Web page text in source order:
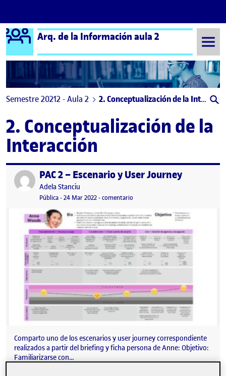
Saltar al contenido
Logo Ágora
Arq. de la Información aula 2
Semestre 20212 - Aula 2 2. Conceptualización de la Interacción
2. Conceptualización de la
Interacción
Publicado porPAC 2 – Escenario y User Journey
Publicado por
Adela Stanciu
Visibilidad:
Pública-Fecha de publicación
24 Mar 20225 abril, 2022 8:54 am
-comentario
Comparto uno de los escenarios y user journey correspondiente
realizados a partir del briefing y ficha persona de Anne: Objetivo:
Familiarizarse con…